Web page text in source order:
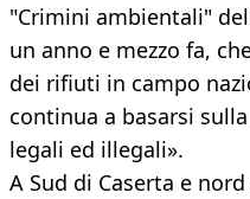
"Crimini ambientali"
un anno e mezzo fa,
dei rifiuti in campo
continua a basarsi
legali ed illegali».
A Sud di Caserta e